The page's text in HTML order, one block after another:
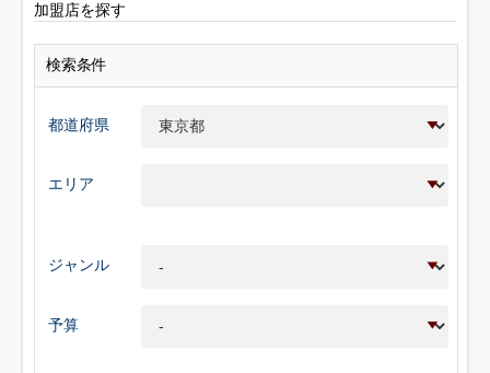
加盟店を探す
検索条件
都道府県
エリア
ジャンル
予算